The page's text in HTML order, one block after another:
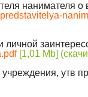
нанимателя
[1,01 Mb]
утв